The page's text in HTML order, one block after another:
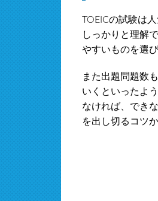
TOEICの試験は
しっかりと理解
やすいものを選
また出題問題数
いくといったよ
なければ、でき
を出し切るコツ